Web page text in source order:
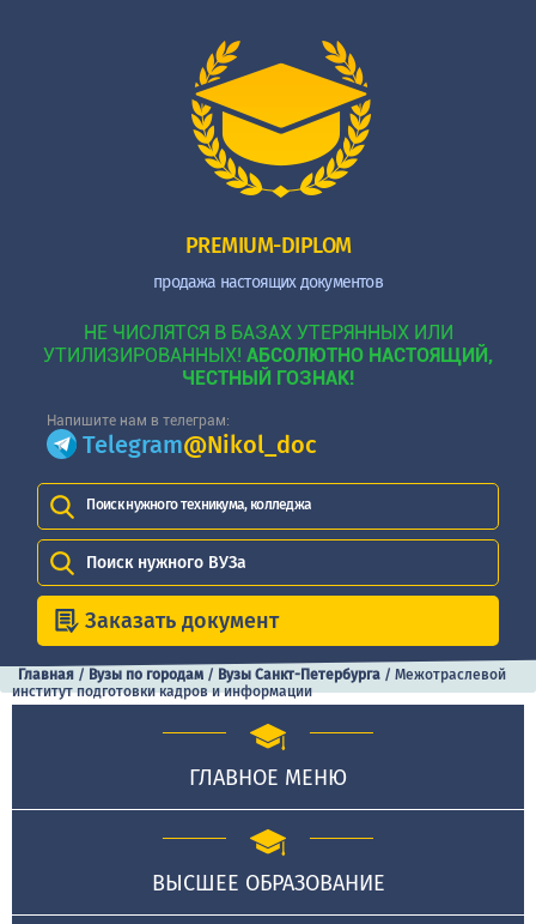
PREMIUM-DIPLOM
продажа настоящих документов
НЕ ЧИСЛЯТСЯ В БАЗАХ УТЕРЯННЫХ ИЛИ
УТИЛИЗИРОВАННЫХ! АБСОЛЮТНО НАСТОЯЩИЙ,
ЧЕСТНЫЙ ГОЗНАК!
Напишите нам в телеграм:
Telegram@Nikol_doc
Поиск нужного техникума, колледжа
Поиск нужного ВУЗа
Заказать документ
Главная / Вузы по городам / Вузы Санкт-Петербурга / Межотраслевой
институт подготовки кадров и информации
ГЛАВНОЕ МЕНЮ
ВЫСШЕЕ ОБРАЗОВАНИЕ